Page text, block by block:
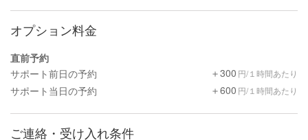
オプション料金
直前予約
サポート前日の予約
＋300 円/１時間あたり
サポート当日の予約 ＋600 円/１時間あたり
ご連絡・受け入れ条件